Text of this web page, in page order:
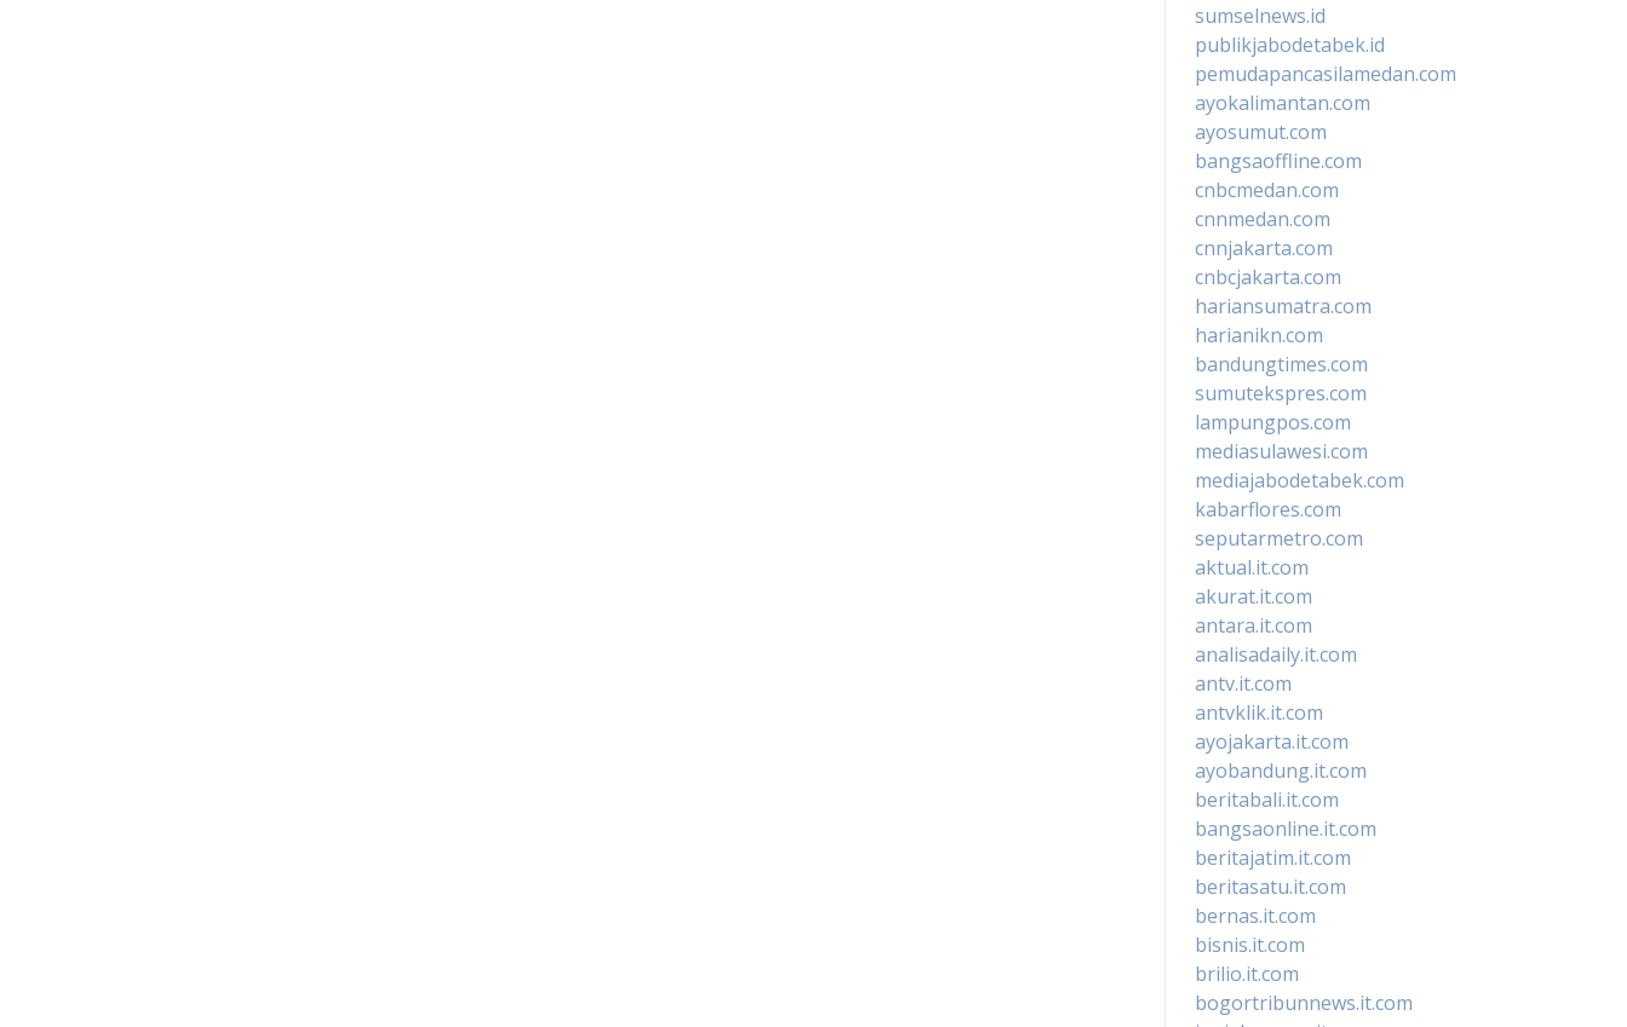
sumselnews.id
publikjabodetabek.id
pemudapancasilamedan.com
ayokalimantan.com
ayosumut.com
bangsaoffline.com
cnbcmedan.com
cnnmedan.com
cnnjakarta.com
cnbcjakarta.com
hariansumatra.com
harianikn.com
bandungtimes.com
sumutekspres.com
lampungpos.com
mediasulawesi.com
mediajabodetabek.com
kabarflores.com
seputarmetro.com
aktual.it.com
akurat.it.com
antara.it.com
analisadaily.it.com
antv.it.com
antvklik.it.com
ayojakarta.it.com
ayobandung.it.com
beritabali.it.com
bangsaonline.it.com
beritajatim.it.com
beritasatu.it.com
bernas.it.com
bisnis.it.com
brilio.it.com
bogortribunnews.it.com